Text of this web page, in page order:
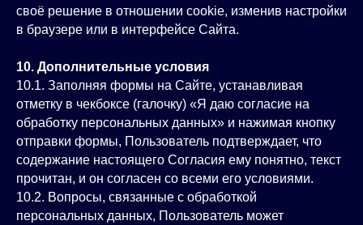
своё решение в отношении cookie, изменив настройки
в браузере или в интерфейсе Сайта.
10. Дополнительные условия
10.1. Заполняя формы на Сайте, устанавливая
отметку в чекбоксе (галочку) «Я даю согласие на
обработку персональных данных» и нажимая кнопку
отправки формы, Пользователь подтверждает, что
содержание настоящего Согласия ему понятно, текст
прочитан, и он согласен со всеми его условиями.
10.2. Вопросы, связанные с обработкой
персональных данных, Пользователь может